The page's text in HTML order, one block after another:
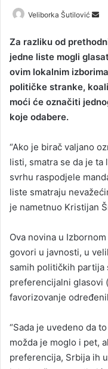
Veliborka Šutilović
n
d
a
n
e
i
l
Za razliku od
jedne liste mogli
ovim lokalnim
političke stranke,
moći će označiti
koje odabere.
“Ako je birač valjano
listi, smatra se da je ta
svrhu raspodjele
liste smatraju
je nametnuo Kristijan
Ova novina u
govori u javnosti, u
samih političkih partija
preferencijalni glasovi
favorizovanje
“Sada je uvedeno da
možda je moglo i pet,
preferencija, Srbija ih